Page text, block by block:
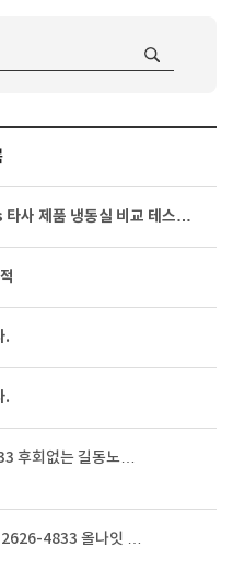
타사 제품 냉동실 비교 테스…
.
.
후회없는 길동노…
4833 올나잇 …